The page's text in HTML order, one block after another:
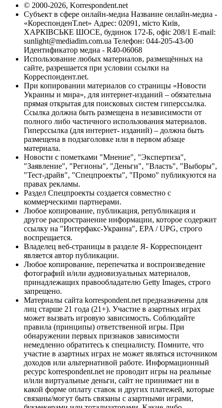
© 2000-2026, Korrespondent.net
Субъект в сфере онлайн-медиа Название онлайн-медиа -
«КореспонденТ.net» Адрес: 02091, місто Київ,
ХАРКІВСЬКЕ ШОСЕ, будинок 172-Б, офіс 208/1 E-mail:
sunlight@mediadim.com.ua Телефон: 044-205-43-00
Идентификатор медиа - R40-06068
Использование любых материалов, размещённых на
сайте, разрешается при условии ссылки на
Корреспондент.net.
При копировании материалов со страницы «Новости
Украины и мира», для интернет-изданий – обязательна
прямая открытая для поисковых систем гиперссылка.
Ссылка должна быть размещена в независимости от
полного либо частичного использования материалов.
Гиперссылка (для интернет- изданий) – должна быть
размещена в подзаголовке или в первом абзаце
материала.
Новости с пометками "Мнение", "Экспертиза",
"Заявление", "Регионы", "Деньги", "Власть", "Выборы",
"Тест-драйв", "Спецпроекты", "Промо" публикуются на
правах рекламы.
Раздел Спецпроекты создается совместно с
коммерческими партнерами.
Любое копирование, публикация, републикация и
другое распространение информации, которое содержит
ссылку на "Интерфакс-Украина", EPA / UPG, строго
воспрещается.
Владелец веб-страницы в разделе Я- Корреспондент
является автор публикации.
Любое копирование, перепечатка и воспроизведение
фотографий и/или аудиовизуальных материалов,
принадлежащих правообладателю Getty Images, строго
запрещено.
Материалы сайта korrespondent.net предназначены для
лиц старше 21 года (21+). Участие в азартных играх
может вызвать игровую зависимость. Соблюдайте
правила (принципы) ответственной игры. При
обнаружении первых признаков зависимости
немедленно обратитесь к специалисту. Помните, что
участие в азартных играх не может являться источником
доходов или альтернативой работе. Информационный
ресурс korrespondent.net не проводит игры на реальные
и/или виртуальные деньги, сайт не принимает ни в
какой форме оплату ставок и других платежей, которые
связаны/могут быть связаны с азартными играми,